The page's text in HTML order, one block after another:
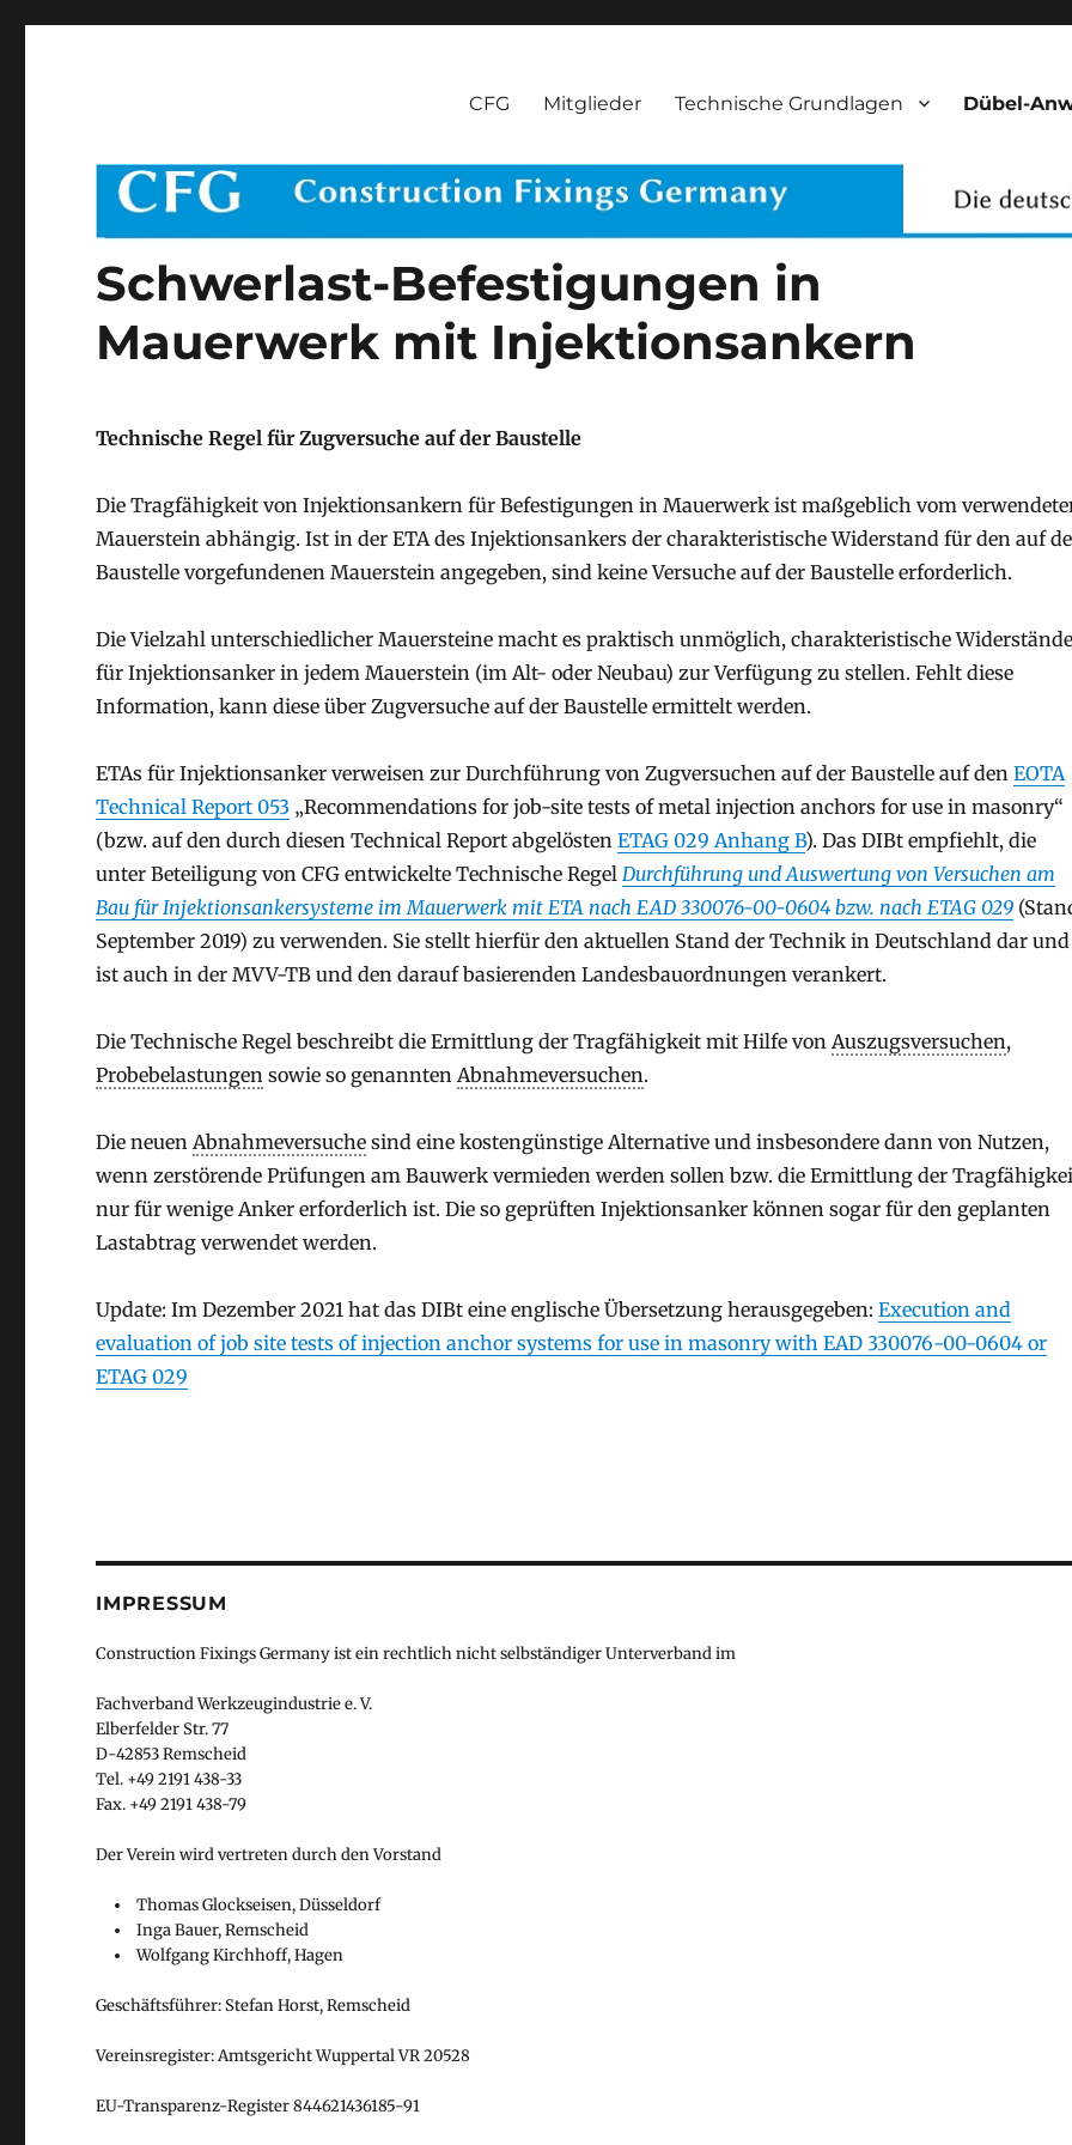
CFG Mitglieder Technische Grundlagen Dübel-
Schwerlast-Befestigungen in
Mauerwerk mit Injektionsankern
Technische Regel für Zugversuche auf der Baustelle
Die Tragfähigkeit von Injektionsankern für Befestigungen in Mauerwerk ist maßgeblich vom
Mauerstein abhängig. Ist in der ETA des Injektionsankers der charakteristische Widerstand für den auf
Baustelle vorgefundenen Mauerstein angegeben, sind keine Versuche auf der Baustelle erforderlich.
Die Vielzahl unterschiedlicher Mauersteine macht es praktisch unmöglich, charakteristische
für Injektionsanker in jedem Mauerstein (im Alt- oder Neubau) zur Verfügung zu stellen. Fehlt diese
Information, kann diese über Zugversuche auf der Baustelle ermittelt werden.
ETAs für Injektionsanker verweisen zur Durchführung von Zugversuchen auf der Baustelle auf denEOTA
Technical Report 053 „Recommendations for job-site tests of metal injection anchors for use in masonry“
(bzw. auf den durch diesen Technical Report abgelöstenETAG 029 Anhang B). Das DIBt empfiehlt, die
unter Beteiligung von CFG entwickelte Technische RegelDurchführung und Auswertung von Versuchen am
Bau für Injektionsankersysteme im Mauerwerk mit ETA nach EAD 330076-00-0604 bzw. nach ETAG 029
September 2019) zu verwenden. Sie stellt hierfür den aktuellen Stand der Technik in Deutschland dar und
ist auch in der MVV-TB und den darauf basierenden Landesbauordnungen verankert.
Die Technische Regel beschreibt die Ermittlung der Tragfähigkeit mit Hilfe vonAuszugsversuchen,
Probebelastungen sowie so genanntenAbnahmeversuchen.
Die neuenAbnahmeversuche sind eine kostengünstige Alternative und insbesondere dann von Nutzen,
wenn zerstörende Prüfungen am Bauwerk vermieden werden sollen bzw. die Ermittlung der
nur für wenige Anker erforderlich ist. Die so geprüften Injektionsanker können sogar für den geplanten
Lastabtrag verwendet werden.
Update: Im Dezember 2021 hat das DIBt eine englische Übersetzung herausgegeben:Execution and
evaluation of job site tests of injection anchor systems for use in masonry with EAD 330076-00-0604 or
ETAG 029
IMPRESSUM
Construction Fixings Germany ist ein rechtlich nicht selbständiger Unterverband im
Fachverband Werkzeugindustrie e. V.
Elberfelder Str. 77
D-42853 Remscheid
Tel. +49 2191 438-33
Fax. +49 2191 438-79
Der Verein wird vertreten durch den Vorstand
Thomas Glockseisen, Düsseldorf
Inga Bauer, Remscheid
Wolfgang Kirchhoff, Hagen
Geschäftsführer: Stefan Horst, Remscheid
Vereinsregister: Amtsgericht Wuppertal VR 20528
EU-Transparenz-Register 844621436185-91